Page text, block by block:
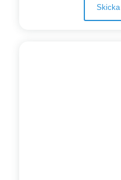
Skicka